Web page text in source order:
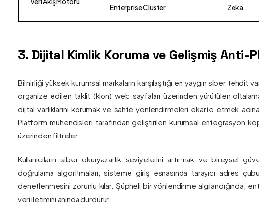
Enterprise Cluster
Zeka
3. Dijital Kimlik Koruma ve Gelişmiş Anti-
Bilinirliği yüksek kurumsal markaların karşılaştığı en yaygın siber tehdit
organize edilen taklit (klon) web sayfaları üzerinden yürütülen oltalama
dijital varlıklarını korumak ve sahte yönlendirmeleri ekarte etmek
Platform mühendisleri tarafından geliştirilen kurumsal entegrasyon
üzerinden filtreler.
Kullanıcıların siber okuryazarlık seviyelerini artırmak ve bireysel
doğrulama algoritmaları, sisteme giriş esnasında tarayıcı adres
denetlenmesini zorunlu kılar. Şüpheli bir yönlendirme algılandığında,
veri iletimini anında durdurur.